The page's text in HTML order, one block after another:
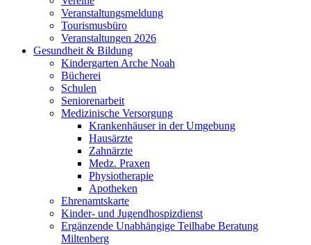
Veranstaltungsmeldung
Tourismusbüro
Veranstaltungen 2026
Gesundheit & Bildung
Kindergarten Arche Noah
Bücherei
Schulen
Seniorenarbeit
Medizinische Versorgung
Krankenhäuser in der Umgebung
Hausärzte
Zahnärzte
Medz. Praxen
Physiotherapie
Apotheken
Ehrenamtskarte
Kinder- und Jugendhospizdienst
Ergänzende Unabhängige Teilhabe Beratung
Miltenberg